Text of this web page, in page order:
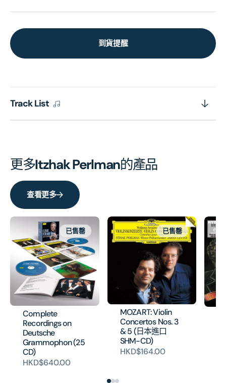
到貨提醒
Track List
更多Itzhak Perlman的產品
查看更多
Complete
Recordings on
Deutsche
Grammophon (25
CD)
HKD$640.00
已售罄
MOZART: Violin
Concertos Nos. 3
& 5 (日本進口
SHM-CD)
HKD$164.00
已售罄